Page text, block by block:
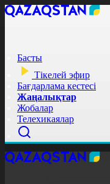
Басты
Тікелей эфир
Бағдарлама кестесі
Жаңалықтар
Жобалар
Телехикаялар